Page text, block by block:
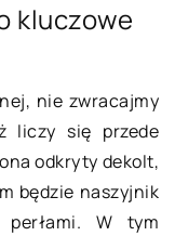
kluczowe
nie zwracajmy
liczy się przede
odkryty dekolt,
będzie naszyjnik
W tym